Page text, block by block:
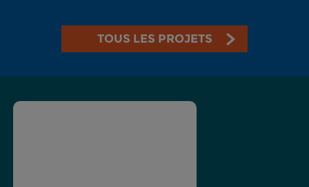
TOUS LES PROJETS